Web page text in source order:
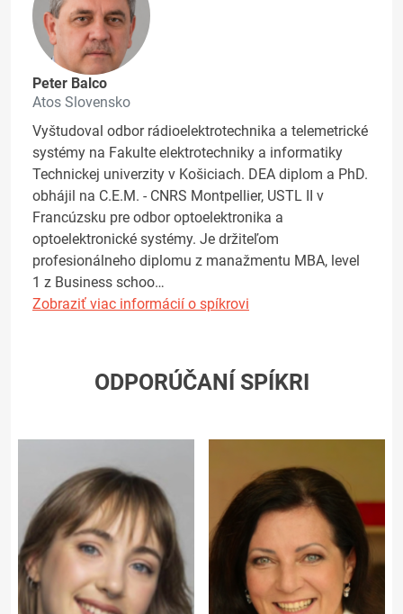
Peter Balco
Atos Slovensko
Vyštudoval odbor rádioelektrotechnika a telemetrické
systémy na Fakulte elektrotechniky a informatiky
Technickej univerzity v Košiciach. DEA diplom a PhD.
obhájil na C.E.M. - CNRS Montpellier, USTL II v
Francúzsku pre odbor optoelektronika a
optoelektronické systémy. Je držiteľom
profesionálneho diplomu z manažmentu MBA, level
1 z Business schoo…
Zobraziť viac informácií o spíkrovi
ODPORÚČANÍ SPÍKRI